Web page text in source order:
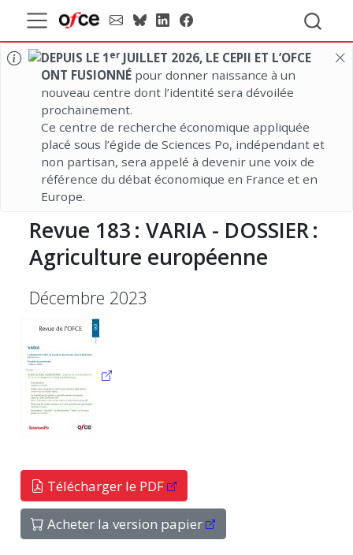
DEPUIS LE 1 erJUILLET 2026, LE CEPII ET L’OFCE
ONT FUSIONNÉpour donner naissance à un
nouveau centre dont l’identité sera dévoilée
prochainement.
Ce centre de recherche économique appliquée
placé sous l’égide de Sciences Po, indépendant et
non partisan, sera appelé à devenir une voix de
référence du débat économique en France et en
Europe.
Revue 183 : VARIA - DOSSIER :
Agriculture européenne
Décembre 2023
Télécharger le PDF
Acheter la version papier